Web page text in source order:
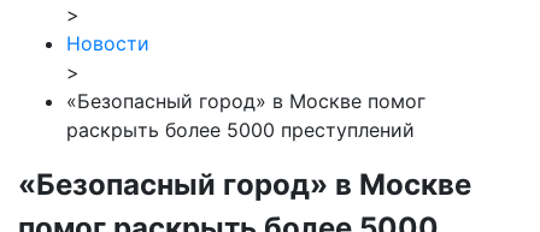
>
Новости
>
«Безопасный город» в Москве помог
раскрыть более 5000 преступлений
«Безопасный город» в Москве